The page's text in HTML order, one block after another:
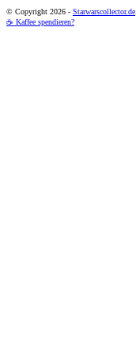
© Copyright 2026 - Starwarscollector.de
☕ Kaffee spendieren?